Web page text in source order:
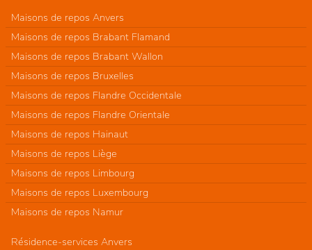
Maisons de repos Anvers
Maisons de repos Brabant Flamand
Maisons de repos Brabant Wallon
Maisons de repos Bruxelles
Maisons de repos Flandre Occidentale
Maisons de repos Flandre Orientale
Maisons de repos Hainaut
Maisons de repos Liège
Maisons de repos Limbourg
Maisons de repos Luxembourg
Maisons de repos Namur
Résidence-services Anvers